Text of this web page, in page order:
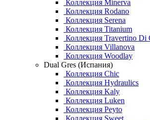
Коллекция Minerva
Коллекция Rodano
Коллекция Serena
Коллекция Titanium
Коллекция Travertino Di
Коллекция Villanova
Коллекция Woodlay
Dual Gres (Испания)
Коллекция Chic
Коллекция Hydraulics
Коллекция Kaly
Коллекция Luken
Коллекция Peyto
Коллекция Sweet